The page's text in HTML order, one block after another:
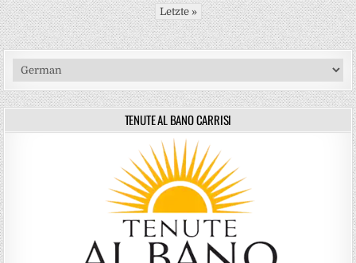
Letzte »
TENUTE AL BANO CARRISI